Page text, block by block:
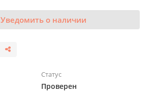
Уведомить о наличии
Статус
Проверен